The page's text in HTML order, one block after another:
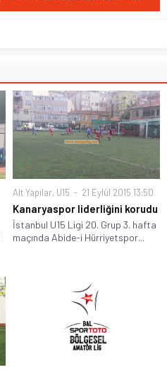
Alt Yapılar, U15 21 Eylül 2015 13:50
Kanaryaspor liderliğini korudu
İstanbul U15 Ligi 20. Grup 3. hafta
maçında Abide-i Hürriyetspor...